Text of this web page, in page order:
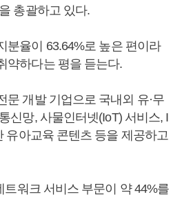
총괄하고 있다.
분율이 63.64%로 높은 편이라
약하다는 평을 듣는다.
문 개발 기업으로 국내외 유·무
신망, 사물인터넷(IoT) 서비스, I
유아교육 콘텐츠 등을 제공하고
트워크 서비스 부문이 약 44%를